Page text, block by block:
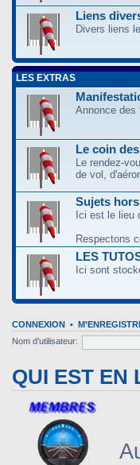
Liens
Divers liens
LES EXTRAS
Annonce des
Le coin
Le rendez-
de vol,
Sujets
Ici est le lieu
Respectons
LES
Ici sont
CONNEXION •
Nom d’utilisateur:
QUI EST EN